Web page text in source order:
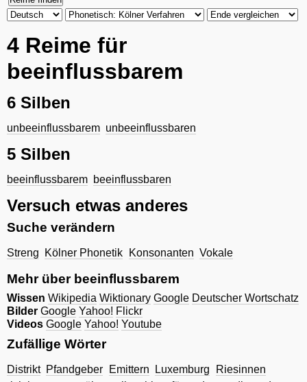
4 Reime für
beeinflussbarem
6 Silben
unbeeinflussbarem unbeeinflussbaren
5 Silben
beeinflussbarem beeinflussbaren
Versuch etwas anderes
Suche verändern
Streng Kölner Phonetik Konsonanten Vokale
Mehr über beeinflussbarem
Wissen Wikipedia Wiktionary Google Deutscher Wortschatz
Bilder Google Yahoo! Flickr
Videos Google Yahoo! Youtube
Zufällige Wörter
Distrikt Pfandgeber Emittern Luxemburg
Riesinnen